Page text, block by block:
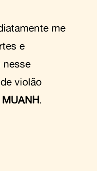
me
e
nesse
violão
MUANH.